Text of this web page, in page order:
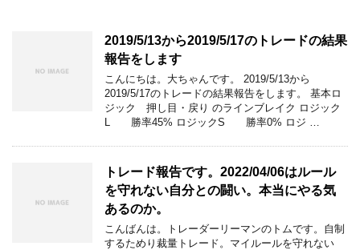
2019/5/13から2019/5/17のトレードの結果
報告をします
こんにちは。大ちゃんです。 2019/5/13から
2019/5/17のトレードの結果報告をします。 基本ロ
ジック 押し目・戻り のラインブレイク ロジック
L 勝率45% ロジックS 勝率0% ロジ …
トレード報告です。2022/04/06はルール
を守れない自分との闘い。本当にやる気
あるのか。
こんばんは。トレーダーリーマンのトムです。自制
するためり裁量トレード。マイルールを守れない